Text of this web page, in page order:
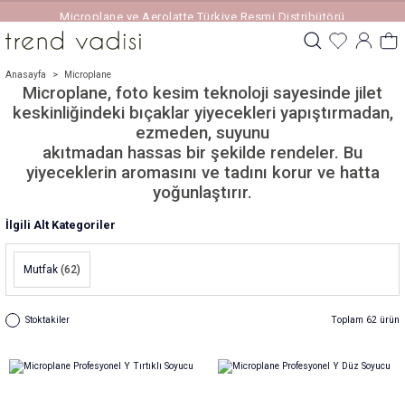
Microplane ve Aerolatte Türkiye Resmi Distribütörü
Anasayfa Microplane
Microplane, foto kesim teknoloji sayesinde jilet
keskinliğindeki bıçaklar yiyecekleri yapıştırmadan,
ezmeden, suyunu
akıtmadan hassas bir şekilde rendeler. Bu
yiyeceklerin aromasını ve tadını korur ve hatta
yoğunlaştırır.
İlgili Alt Kategoriler
Mutfak (62)
Stoktakiler Toplam 62 ürün